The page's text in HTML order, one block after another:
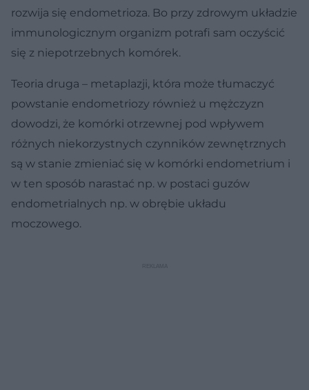
rozwija się endometrioza. Bo przy zdrowym układzie
immunologicznym organizm potrafi sam oczyścić
się z niepotrzebnych komórek.
Teoria druga – metaplazji, która może tłumaczyć
powstanie endometriozy również u mężczyzn
dowodzi, że komórki otrzewnej pod wpływem
różnych niekorzystnych czynników zewnętrznych
są w stanie zmieniać się w komórki endometrium i
w ten sposób narastać np. w postaci guzów
endometrialnych np. w obrębie układu
moczowego.